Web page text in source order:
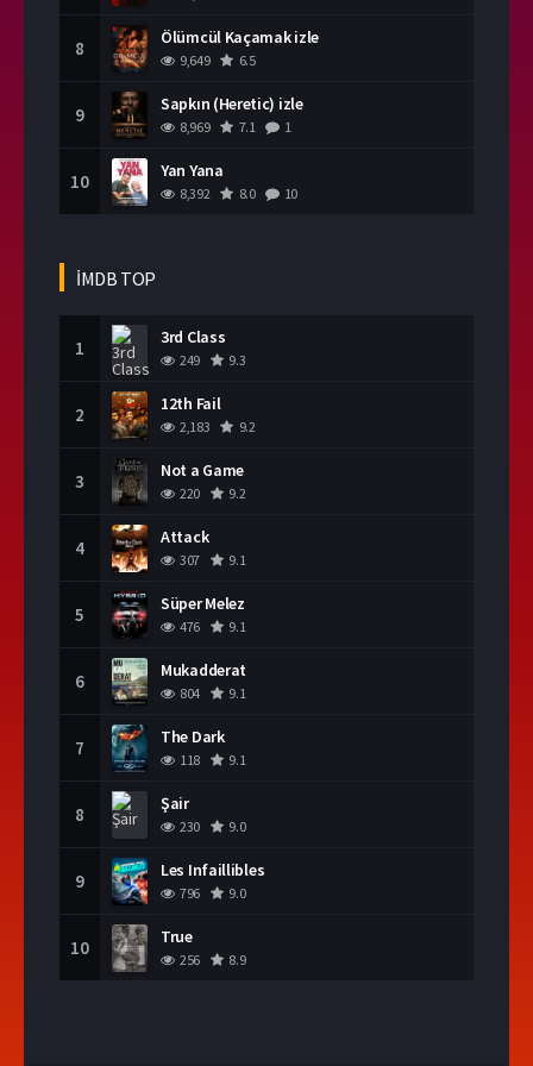
8 Ölümcül Kaçamak izle
9,649 6.5
9 Sapkın (Heretic) izle
8,969 7.1 1
10 Yan Yana
8,392 8.0 10
İMDB TOP
1 3rd Class
249 9.3
2 12th Fail
2,183 9.2
3 Not a Game
220 9.2
4 Attack
307 9.1
5 Süper Melez
476 9.1
6 Mukadderat
804 9.1
7 The Dark
118 9.1
8 Şair
230 9.0
9 Les Infaillibles
796 9.0
10 True
256 8.9